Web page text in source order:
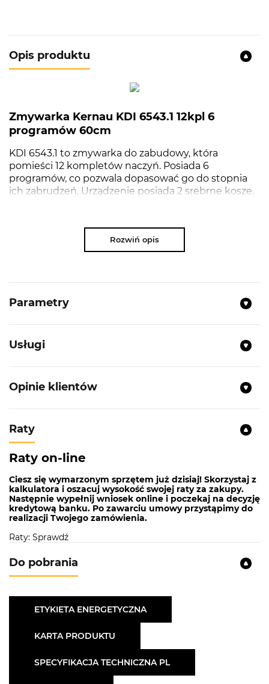
Opis produktu
Zmywarka Kernau KDI 6543.1 12kpl 6
programów 60cm
KDI 6543.1 to zmywarka do zabudowy, która
pomieści 12 kompletów naczyń. Posiada 6
programów, co pozwala dopasować go do stopnia
ich zabrudzeń. Urządzenie posiada 2 srebrne kosze.
klasie energetycznej E i zużywa 12 litrów wody na
NAJWAŻNIEJSZE PARAMETRY
Pojemność:
Sygnał akustyczny końca programu
System suszenia:Aktywny
Klasa energetyczna:3
Wygodna oszczędność
jest regulowany, co pozwala na podniesienie lub
obniżenie jego poziomu dla wygody użytkownika.
Dzięki funkcji połowy załadunku, naczynia są myte
przy jednoczesnej oszczędności czasu, wody i
energii.
Rozwiń opis
Parametry
Usługi
Opinie klientów
Raty
Raty on-line
Ciesz się wymarzonym sprzętem już dzisiaj! Skorzystaj z
kalkulatora i oszacuj wysokość swojej raty za zakupy.
Następnie wypełnij wniosek online i poczekaj na decyzję
kredytową banku. Po zawarciu umowy przystąpimy do
realizacji Twojego zamówienia.
Raty: Sprawdź
Do pobrania
ETYKIETA ENERGETYCZNA
KARTA PRODUKTU
SPECYFIKACJA TECHNICZNA PL